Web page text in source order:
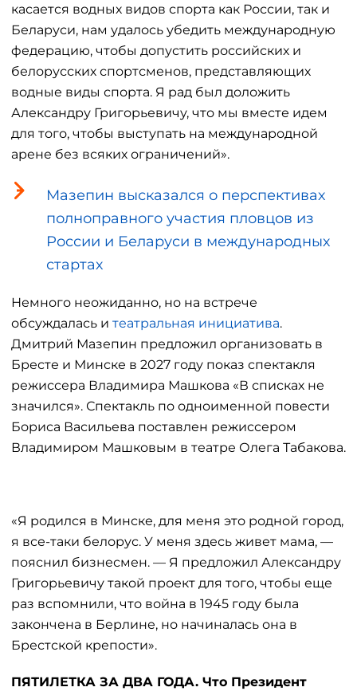
касается водных видов спорта как России, так и
Беларуси, нам удалось убедить международную
федерацию, чтобы допустить российских и
белорусских спортсменов, представляющих
водные виды спорта. Я рад был доложить
Александру Григорьевичу, что мы вместе идем
для того, чтобы выступать на международной
арене без всяких ограничений».
Мазепин высказался о перспективах
полноправного участия пловцов из
России и Беларуси в международных
стартах
Немного неожиданно, но на встрече
обсуждалась и театральная инициатива.
Дмитрий Мазепин предложил организовать в
Бресте и Минске в 2027 году показ спектакля
режиссера Владимира Машкова «В списках не
значился». Спектакль по одноименной повести
Бориса Васильева поставлен режиссером
Владимиром Машковым в театре Олега Табакова.
«Я родился в Минске, для меня это родной город,
я все-таки белорус. У меня здесь живет мама, —
пояснил бизнесмен. — Я предложил Александру
Григорьевичу такой проект для того, чтобы еще
раз вспомнили, что война в 1945 году была
закончена в Берлине, но начиналась она в
Брестской крепости».
ПЯТИЛЕТКА ЗА ДВА ГОДА. Что Президент